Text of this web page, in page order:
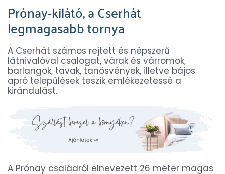
Prónay-kilátó, a Cserhát
legmagasabb tornya
A Cserhát számos rejtett és népszerű
látnivalóval csalogat, várak és várromok,
barlangok, tavak, tanösvények, illetve bájos
apró települések teszik emlékezetessé a
kirándulást.
A Prónay családról elnevezett 26 méter magas